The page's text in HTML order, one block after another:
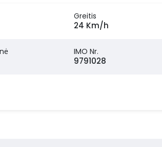
Greitis
24 Km/h
IMO Nr.
9791028